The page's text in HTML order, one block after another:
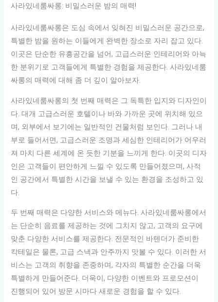
사라있네룸싸롱: 비밀스러운 밤의 매력!
사라있네룸싸롱은 도심 속에서 잊혀진 비밀스러운 공간으로,
특별한 밤을 원하는 이들에게 완벽한 장소로 자리 잡고 있다.
이곳은 단순한 유흥공간을 넘어, 고급스러운 인테리어와 아늑
한 분위기로 고객들에게 특별한 경험을 제공한다. 사라있네룸
싸롱의 매력에 대해 좀 더 깊이 알아보자.
사라있네룸싸롱의 첫 번째 매력은 그 독특한 입지와 디자인이
다. 대개 고급스러운 호텔이나 바와 가까운 곳에 위치해 있으
며, 외부에서 보기에는 일반적인 건물처럼 보인다. 그러나 내
부로 들어서면, 고급스러운 조명과 세심한 인테리어가 어우러
져 마치 다른 세계에 온 듯한 기분을 느끼게 한다. 이곳의 디자
인은 고객들이 편안하게 느낄 수 있도록 만들어졌으며, 사적
인 공간에서 특별한 시간을 보낼 수 있는 환경을 조성하고 있
다.
두 번째 매력은 다양한 서비스와 메뉴다. 사라있네룸싸롱에서
는 단순히 음료를 제공하는 것에 그치지 않고, 고객의 요구에
맞춘 다양한 서비스를 제공한다. 전문적인 바텐더가 준비한
칵테일은 물론, 고급 스낵과 안주까지 맛볼 수 있다. 이러한 서
비스는 고객의 취향을 존중하며, 각자의 특별한 순간을 더욱
특별하게 만들어준다. 더욱이, 다양한 이벤트와 프로모션이
진행되어 있어 방문 시마다 새로운 경험을 할 수 있다.